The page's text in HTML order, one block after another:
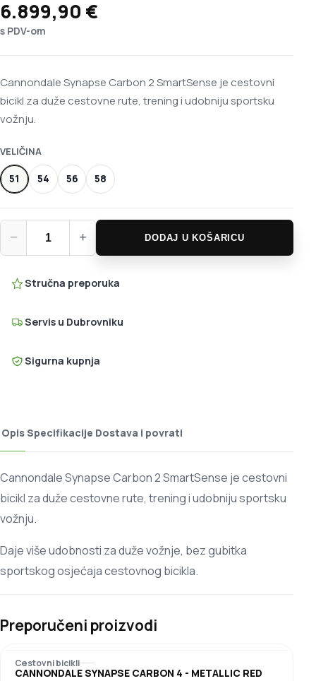
6.899,90 €
s PDV-om
Cannondale Synapse Carbon 2 SmartSense je cestovni
bicikl za duže cestovne rute, trening i udobniju sportsku
vožnju.
VELIČINA
51 54 56 58
−
Cannondale Synapse Carbon 2 SmartSense količina
+ DODAJ U KOŠARICU
Stručna preporuka
Servis u Dubrovniku
Sigurna kupnja
OpisSpecifikacije Dostava i povrati
Cannondale Synapse Carbon 2 SmartSense je cestovni
bicikl za duže cestovne rute, trening i udobniju sportsku
vožnju.
Daje više udobnosti za duže vožnje, bez gubitka
sportskog osjećaja cestovnog bicikla.
Preporučeni proizvodi
Cestovni bicikli
CANNONDALE SYNAPSE CARBON 4 - METALLIC RED